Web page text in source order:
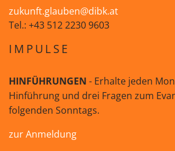
zukunft.glauben@dibk.at
Tel.: +43 512 2230 9603
IMPULSE
HINFÜHRUNGEN - Erhalte jeden
Hinführung und drei Fragen zum
folgenden Sonntags.
zur Anmeldung